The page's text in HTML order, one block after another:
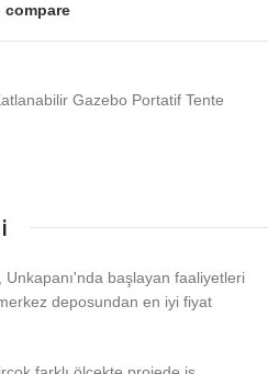
compare
Gazebo Portatif Tente
başlayan faaliyetleri
deposundan en iyi fiyat